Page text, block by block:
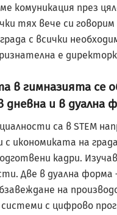
комуникация през
тях вече си
с всички
е
в гимназията се
дневна и в дуална
са в STEM
с икономиката на
кадри.
Две в дуална форма
на
с цифрово